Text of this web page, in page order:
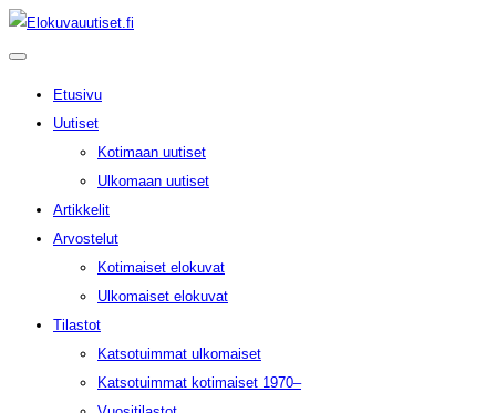
Etusivu
Uutiset
Kotimaan uutiset
Ulkomaan uutiset
Artikkelit
Arvostelut
Kotimaiset elokuvat
Ulkomaiset elokuvat
Tilastot
Katsotuimmat ulkomaiset
Katsotuimmat kotimaiset 1970–